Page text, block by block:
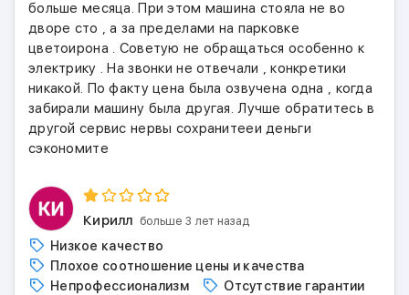
больше месяца. При этом машина стояла не во
дворе сто , а за пределами на парковке
цветоирона . Советую не обращаться особенно к
электрику . На звонки не отвечали , конкретики
никакой. По факту цена была озвучена одна , когда
забирали машину была другая. Лучше обратитесь в
другой сервис нервы сохранитееи деньги
сэкономите
Кирилл больше 3 лет назад
Низкое качество
Плохое соотношение цены и качества
Непрофессионализм
Отсутствие гарантии